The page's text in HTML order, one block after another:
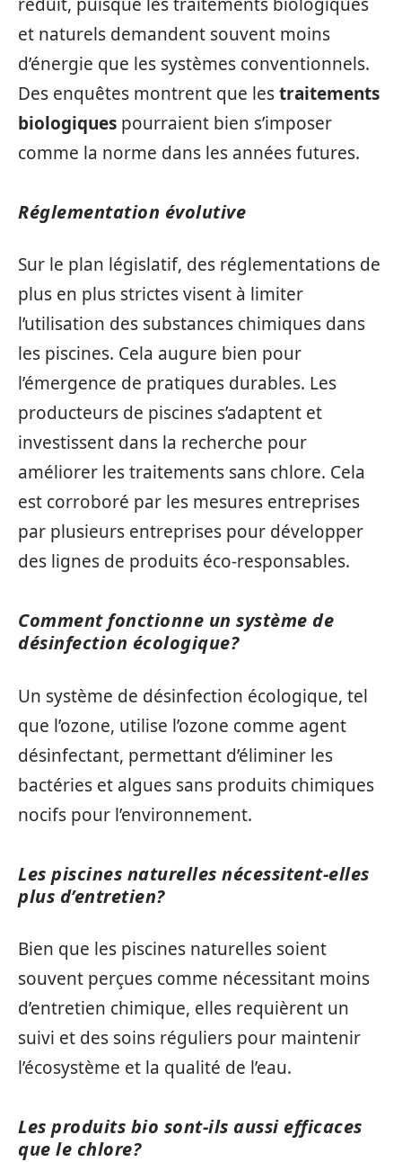
et naturels demandent souvent moins
d’énergie que les systèmes conventionnels.
Des enquêtes montrent que lestraitements
biologiques pourraient bien s’imposer
comme la norme dans les années futures.
Réglementation évolutive
Sur le plan législatif, des réglementations de
plus en plus strictes visent à limiter
l’utilisation des substances chimiques dans
les piscines. Cela augure bien pour
l’émergence de pratiques durables. Les
producteurs de piscines s’adaptent et
investissent dans la recherche pour
améliorer les traitements sans chlore. Cela
est corroboré par les mesures entreprises
par plusieurs entreprises pour développer
des lignes de produits éco-responsables.
Comment fonctionne un système de
désinfection écologique?
Un système de désinfection écologique, tel
que l’ozone, utilise l’ozone comme agent
désinfectant, permettant d’éliminer les
bactéries et algues sans produits chimiques
nocifs pour l’environnement.
Les piscines naturelles nécessitent-elles
plus d’entretien?
Bien que les piscines naturelles soient
souvent perçues comme nécessitant moins
d’entretien chimique, elles requièrent un
suivi et des soins réguliers pour maintenir
l’écosystème et la qualité de l’eau.
Les produits bio sont-ils aussi efficaces
que le chlore?